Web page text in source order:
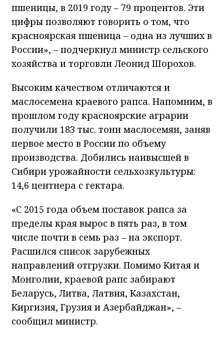
пшеницы, в 2019 году – 79 процентов. Эти
цифры позволяют говорить о том, что
красноярская пшеница – одна из лучших в
России», – подчеркнул министр сельского
хозяйства и торговли Леонид Шорохов.
Высоким качеством отличаются и
маслосемена краевого рапса. Напомним, в
прошлом году красноярские аграрии
получили 183 тыс. тонн маслосемян, заняв
первое место в России по объему
производства. Добились наивысшей в
Сибири урожайности сельхозкультуры:
14,6 центнера с гектара.
«С 2015 года объем поставок рапса за
пределы края вырос в пять раз, в том
числе почти в семь раз – на экспорт.
Расшился список зарубежных
направлений отгрузки. Помимо Китая и
Монголии, краевой рапс забирают
Беларусь, Литва, Латвия, Казахстан,
Киргизия, Грузия и Азербайджан», –
сообщил министр.